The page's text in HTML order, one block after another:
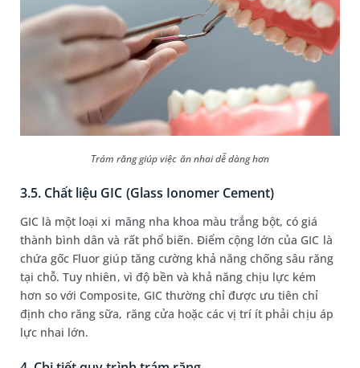
Trám răng giúp việc ăn nhai dễ dàng hơn
3.5. Chất liệu GIC (Glass Ionomer Cement)
GIC là một loại xi măng nha khoa màu trắng bột, có giá
thành bình dân và rất phổ biến. Điểm cộng lớn của GIC là
chứa gốc Fluor giúp tăng cường khả năng chống sâu răng
tại chỗ. Tuy nhiên, vì độ bền và khả năng chịu lực kém
hơn so với Composite, GIC thường chỉ được ưu tiên chỉ
định cho răng sữa, răng cửa hoặc các vị trí ít phải chịu áp
lực nhai lớn.